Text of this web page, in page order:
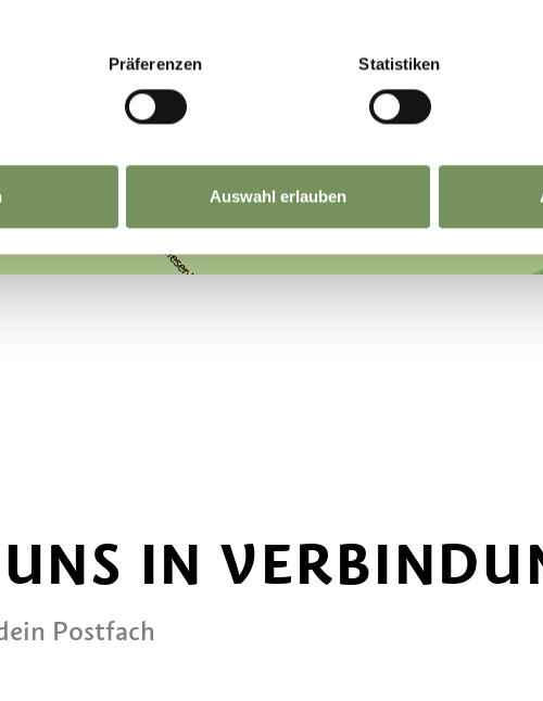
Präferenzen Statistiken
Auswahl erlauben
IN
Postfach